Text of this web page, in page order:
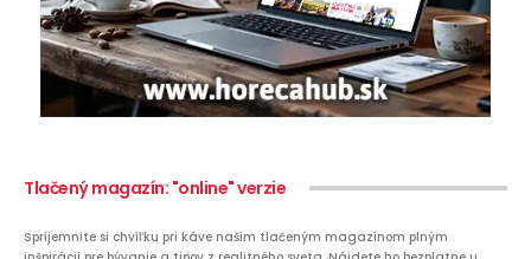
Tlačený magazín: "online" verzie
Spríjemnite si chvíľku pri káve naším tlačeným magazínom plným